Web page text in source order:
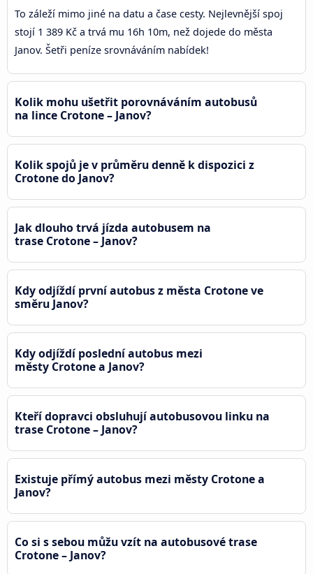
To záleží mimo jiné na datu a čase cesty. Nejlevnější spoj
stojí 1 389 Kč a trvá mu 16h 10m, než dojede do města
Janov. Šetři peníze srovnáváním nabídek!
Kolik mohu ušetřit porovnáváním autobusů
na lince Crotone – Janov?
Kolik spojů je v průměru denně k dispozici z
Crotone do Janov?
Jak dlouho trvá jízda autobusem na
trase Crotone – Janov?
Kdy odjíždí první autobus z města Crotone ve
směru Janov?
Kdy odjíždí poslední autobus mezi
městy Crotone a Janov?
Kteří dopravci obsluhují autobusovou linku na
trase Crotone – Janov?
Existuje přímý autobus mezi městy Crotone a
Janov?
Co si s sebou můžu vzít na autobusové trase
Crotone – Janov?